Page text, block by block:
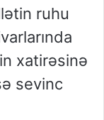
ruhu
xatirəsinə
sevinc